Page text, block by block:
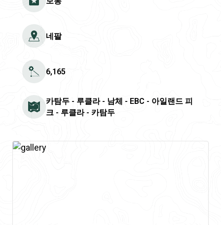
네팔
6,165
카탐두 - 루클라 - 남체 - EBC - 아일랜드 피
크 - 루클라 - 카탐두